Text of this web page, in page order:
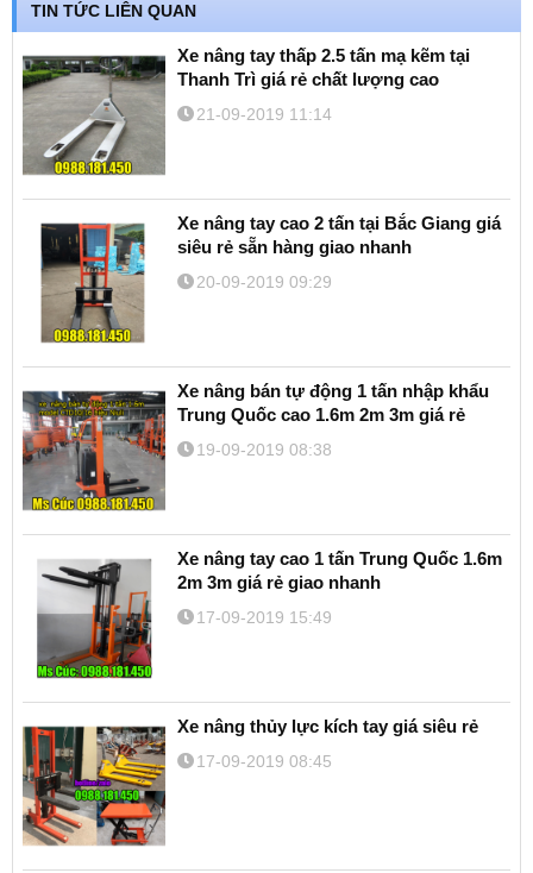
TIN TỨC LIÊN QUAN
Xe nâng tay thấp 2.5 tấn mạ kẽm tại
Thanh Trì giá rẻ chất lượng cao
21-09-2019 11:14
Xe nâng tay cao 2 tấn tại Bắc Giang giá
siêu rẻ sẵn hàng giao nhanh
20-09-2019 09:29
Xe nâng bán tự động 1 tấn nhập khẩu
Trung Quốc cao 1.6m 2m 3m giá rẻ
19-09-2019 08:38
Xe nâng tay cao 1 tấn Trung Quốc 1.6m
2m 3m giá rẻ giao nhanh
17-09-2019 15:49
Xe nâng thủy lực kích tay giá siêu rẻ
17-09-2019 08:45